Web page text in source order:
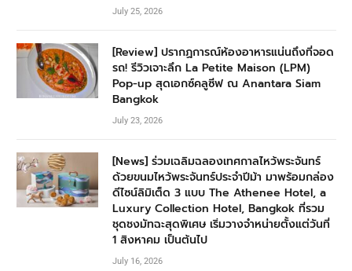
July 25, 2026
[Review] ปรากฏการณ์ห้องอาหารแน่นถึงที่จอด
รถ! รีวิวเจาะลึก La Petite Maison (LPM)
Pop-up สุดเอกซ์คลูซีฟ ณ Anantara Siam
Bangkok
July 23, 2026
[News] ร่วมเฉลิมฉลองเทศกาลไหว้พระจันทร์
ด้วยขนมไหว้พระจันทร์ประจำปีม้า มาพร้อมกล่อง
ดีไซน์ลิมิเต็ด 3 แบบ The Athenee Hotel, a
Luxury Collection Hotel, Bangkok ที่รวม
ชุดชงมัทฉะสุดพิเศษ เริ่มวางจำหน่ายตั้งแต่วันที่
1 สิงหาคม เป็นต้นไป
July 16, 2026